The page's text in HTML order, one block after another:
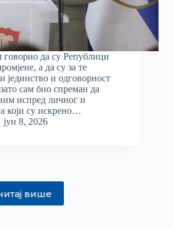
говорио да су Републици
а да су за те
јединство и одговорност
сам био спреман да
испред личног и
који су искрено…
јун 8, 2026
више